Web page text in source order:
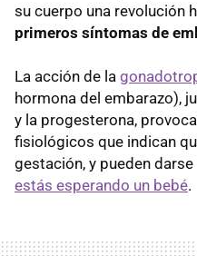
su cuerpo una revolución
primeros síntomas de
La acción de la
hormona del embarazo),
y la progesterona,
fisiológicos que indican
gestación, y pueden
estás esperando un bebé.